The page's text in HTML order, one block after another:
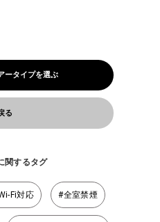
ータイプを選ぶ
る
関するタグ
Fi対応 #全室禁煙